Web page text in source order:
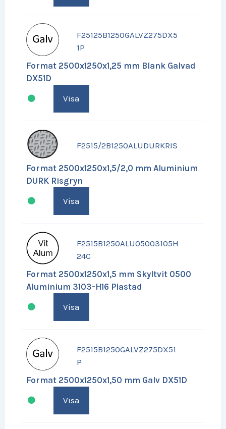
F25125B1250GALVZ275DX5
1P
Format 2500x1250x1,25 mm Blank Galvad
DX51D
Visa
F2515/2B1250ALUDURKRIS
Format 2500x1250x1,5/2,0 mm Aluminium
DURK Risgryn
Visa
F2515B1250ALU05003105H
24C
Format 2500x1250x1,5 mm Skyltvit 0500
Aluminium 3103-H16 Plastad
Visa
F2515B1250GALVZ275DX51
P
Format 2500x1250x1,50 mm Galv DX51D
Visa